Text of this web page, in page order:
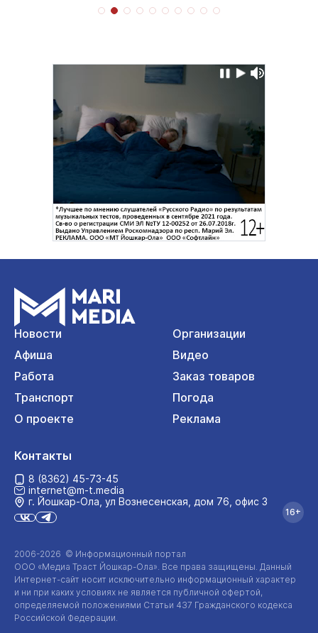
Новости
Организации
Афиша
Видео
Работа
Заказ товаров
Транспорт
Погода
О проекте
Реклама
2006-2026 © Информационный портал
ООО «Медиа Траст Йошкар-Ола». Все права защищены. Данный
Интернет-сайт носит исключительно информационный характер
и ни при каких условиях не является публичной офертой,
определяемой положениями Статьи 437 Гражданского кодекса
Российской Федерации.
Контакты
8 (8362) 45-73-45
internet@m-t.media
г. Йошкар‑Ола, ул Вознесенская, дом 76, офис 3
16+